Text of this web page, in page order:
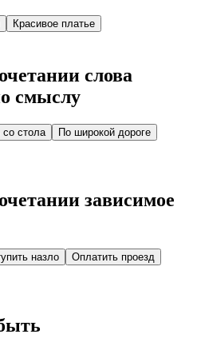
Красивое платье
слова
смыслу
со стола
По широкой дороге
зависимое
назло
Оплатить проезд